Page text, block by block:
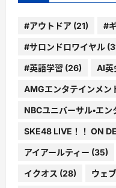
#アウトドア (21) #
#サロンドロワイヤル
#英語学習 (26) AI英
AMGエンタテインメン
NBCユニバーサル・エ
SKE48 LIVE！！ ON
アイアールティー (35)
イクオス (28) ウェ